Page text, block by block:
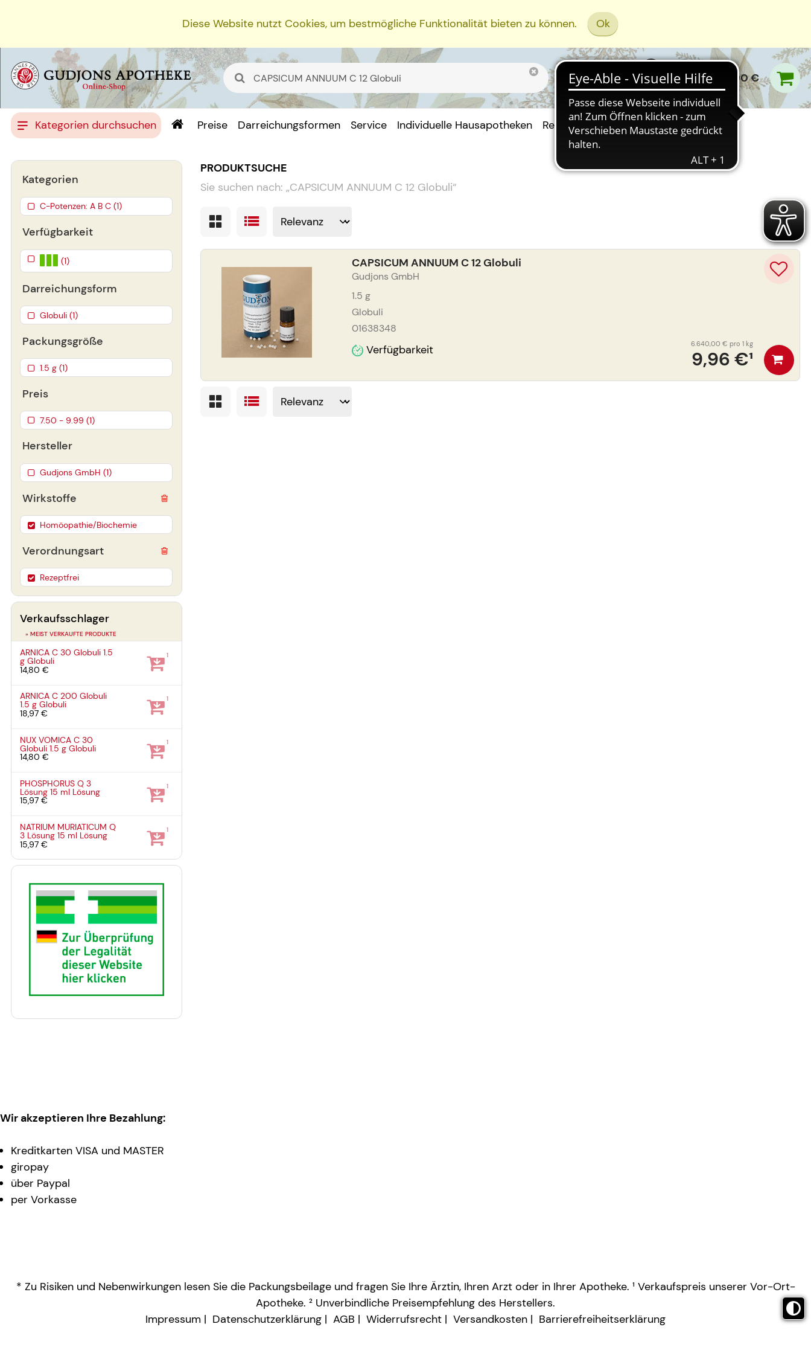
Diese Website nutzt Cookies, um bestmögliche Funktionalität bieten zu können. Ok
0,00 €
Kategorien durchsuchen Preise Darreichungsformen Service Individuelle Hausapotheken Rezept Einreichen
PRODUKTSUCHE
Sie suchen nach: „CAPSICUM ANNUUM C 12 Globuli“
CAPSICUM ANNUUM C 12 Globuli
Gudjons GmbH
1.5 g
Globuli
01638348
Verfügbarkeit 9,96 €¹
6.640,00 € pro 1 kg
Verfügbarkeit
(1)
Darreichungsform
Globuli (1)
Packungsgröße
1.5 g (1)
Preis
7.50 - 9.99 (1)
Hersteller
Gudjons GmbH (1)
Wirkstoffe
Homöopathie/Biochemie
Kategorien
C-Potenzen: A B C (1)
Verordnungsart
Rezeptfrei
Verkaufsschlager
» MEIST VERKAUFTE PRODUKTE
ARNICA C 30 Globuli1.5
gGlobuli
14,80 €
1
ARNICA C 200 Globuli
1.5 gGlobuli
18,97 €
1
NUX VOMICA C 30
Globuli1.5 gGlobuli
14,80 €
1
PHOSPHORUS Q 3
Lösung15 ml Lösung
15,97 €
1
NATRIUM MURIATICUM Q
3 Lösung15 ml Lösung
15,97 €
1
Wir akzeptieren Ihre Bezahlung:
Kreditkarten VISA und MASTER
giropay
über Paypal
per Vorkasse
* Zu Risiken und Nebenwirkungen lesen Sie die Packungsbeilage und fragen Sie Ihre Ärztin, Ihren Arzt oder in Ihrer Apotheke. ¹ Verkaufspreis unserer Vor-Ort-
Apotheke. ² Unverbindliche Preisempfehlung des Herstellers.
Impressum
Datenschutzerklärung AGB Widerrufsrecht Versandkosten Barrierefreiheitserklärung